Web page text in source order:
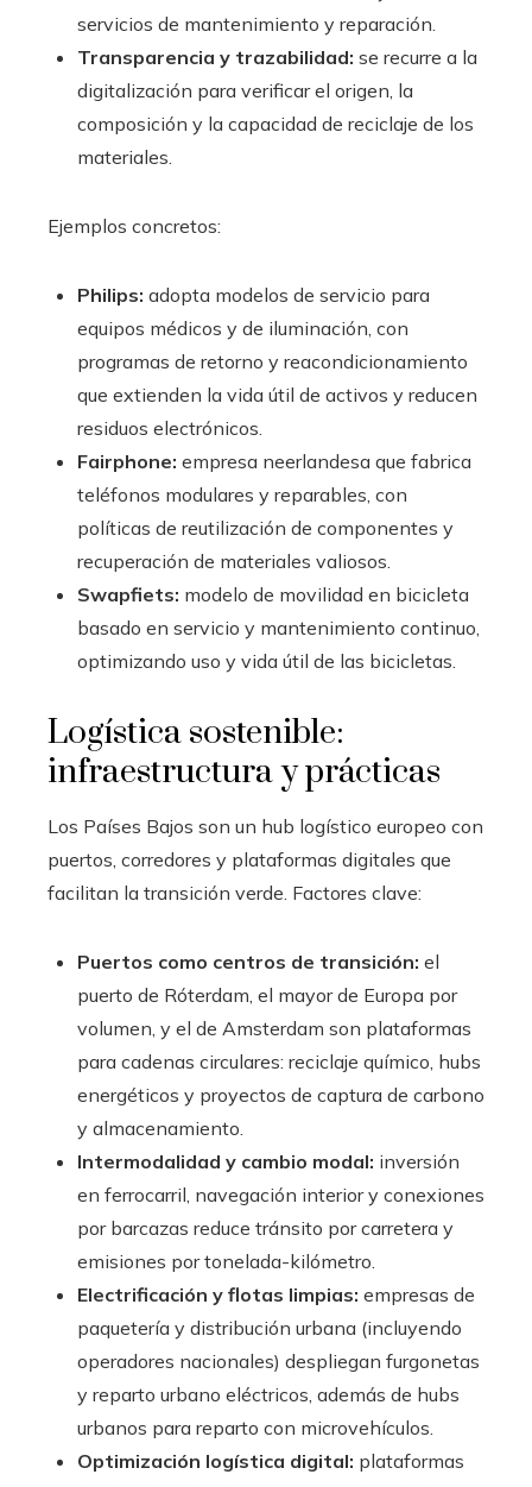
servicios de mantenimiento y reparación.
Transparencia y trazabilidad: se recurre a la
digitalización para verificar el origen, la
composición y la capacidad de reciclaje de los
materiales.
Ejemplos concretos:
Philips: adopta modelos de servicio para
equipos médicos y de iluminación, con
programas de retorno y reacondicionamiento
que extienden la vida útil de activos y reducen
residuos electrónicos.
Fairphone: empresa neerlandesa que fabrica
teléfonos modulares y reparables, con
políticas de reutilización de componentes y
recuperación de materiales valiosos.
Swapfiets: modelo de movilidad en bicicleta
basado en servicio y mantenimiento continuo,
optimizando uso y vida útil de las bicicletas.
Logística sostenible:
infraestructura y prácticas
Los Países Bajos son un hub logístico europeo con
puertos, corredores y plataformas digitales que
facilitan la transición verde. Factores clave:
Puertos como centros de transición: el
puerto de Róterdam, el mayor de Europa por
volumen, y el de Amsterdam son plataformas
para cadenas circulares: reciclaje químico, hubs
energéticos y proyectos de captura de carbono
y almacenamiento.
Intermodalidad y cambio modal: inversión
en ferrocarril, navegación interior y conexiones
por barcazas reduce tránsito por carretera y
emisiones por tonelada-kilómetro.
Electrificación y flotas limpias: empresas de
paquetería y distribución urbana (incluyendo
operadores nacionales) despliegan furgonetas
y reparto urbano eléctricos, además de hubs
urbanos para reparto con microvehículos.
Optimización logística digital: plataformas